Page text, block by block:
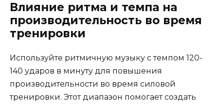
Влияние ритма и темпа на
производительность во время
тренировки
Используйте ритмичную музыку с темпом 120-
140 ударов в минуту для повышения
производительности во время силовой
тренировки. Этот диапазон помогает создать